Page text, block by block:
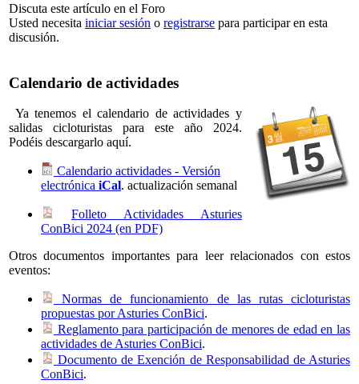
Discuta este artículo en el Foro
Usted necesita iniciar sesión o registrarse para participar en esta
discusión.
Calendario de actividades
Ya tenemos el calendario de actividades y
salidas cicloturistas para este año 2024.
Podéis descargarlo aquí.
Calendario actividades - Versión
electrónica iCal. actualización semanal
Folleto Actividades Asturies
ConBici 2024 (en PDF)
Otros documentos importantes para leer relacionados con estos
eventos:
Normas de funcionamiento de las rutas cicloturistas
propuestas por Asturies ConBici.
Reglamento para participación de menores de edad en las
actividades de Asturies ConBici.
Documento de Exención de Responsabilidad de Asturies
ConBici.